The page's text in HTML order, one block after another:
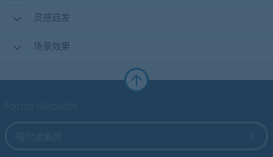
灵感启发
场景效果